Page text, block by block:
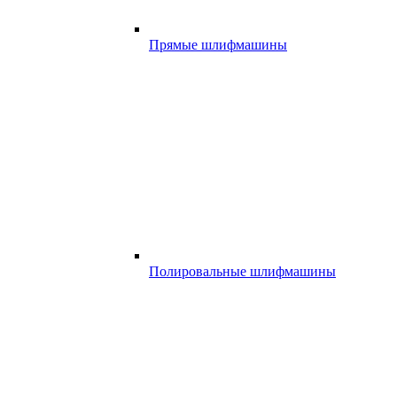
Прямые шлифмашины
Полировальные шлифмашины